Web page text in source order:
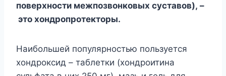
поверхности межпозвонковых суставов), –
это хондропротекторы.
Наибольшей популярностью пользуется
хондроксид – таблетки (хондроитина